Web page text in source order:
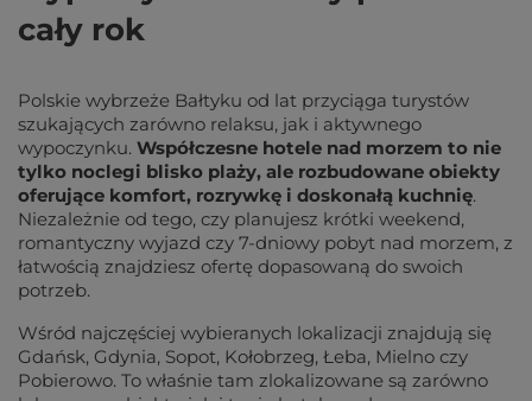
cały rok
Polskie wybrzeże Bałtyku od lat przyciąga turystów
szukających zarówno relaksu, jak i aktywnego
wypoczynku. Współczesne hotele nad morzem to nie
tylko noclegi blisko plaży, ale rozbudowane obiekty
oferujące komfort, rozrywkę i doskonałą kuchnię.
Niezależnie od tego, czy planujesz krótki weekend,
romantyczny wyjazd czy 7-dniowy pobyt nad morzem, z
łatwością znajdziesz ofertę dopasowaną do swoich
potrzeb.
Wśród najczęściej wybieranych lokalizacji znajdują się
Gdańsk, Gdynia, Sopot, Kołobrzeg, Łeba, Mielno czy
Pobierowo. To właśnie tam zlokalizowane są zarówno